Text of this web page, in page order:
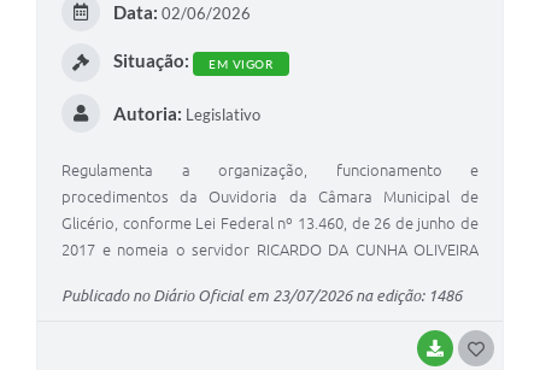
BAIXAR
Data: 02/06/2026
Situação: EM VIGOR
Autoria: Legislativo
Regulamenta a organização, funcionamento e
procedimentos da Ouvidoria da Câmara Municipal de
Glicério, conforme Lei Federal nº 13.460, de 26 de junho de
2017 e nomeia o servidor RICARDO DA CUNHA OLIVEIRA
Publicado no Diário Oficial em 23/07/2026 na edição: 1486